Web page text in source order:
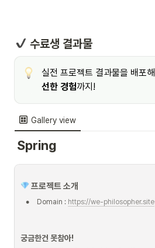
수료생 결과물
실전 프로젝트 결과물을 배포해
선한 경험까지!
Gallery view
Spring
프로젝트 소개
• Domain : https://we-philosopher.site
궁금한건 못참아!